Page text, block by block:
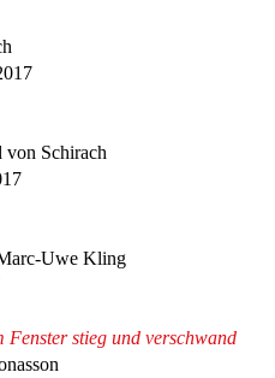
von Schirach
Uwe Kling
stieg und verschwand